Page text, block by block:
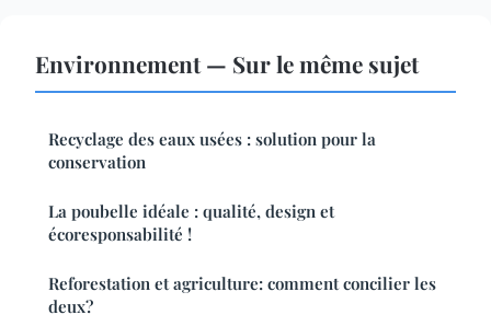
Environnement — Sur le même sujet
Recyclage des eaux usées : solution pour la
conservation
La poubelle idéale : qualité, design et
écoresponsabilité !
Reforestation et agriculture: comment concilier les
deux?